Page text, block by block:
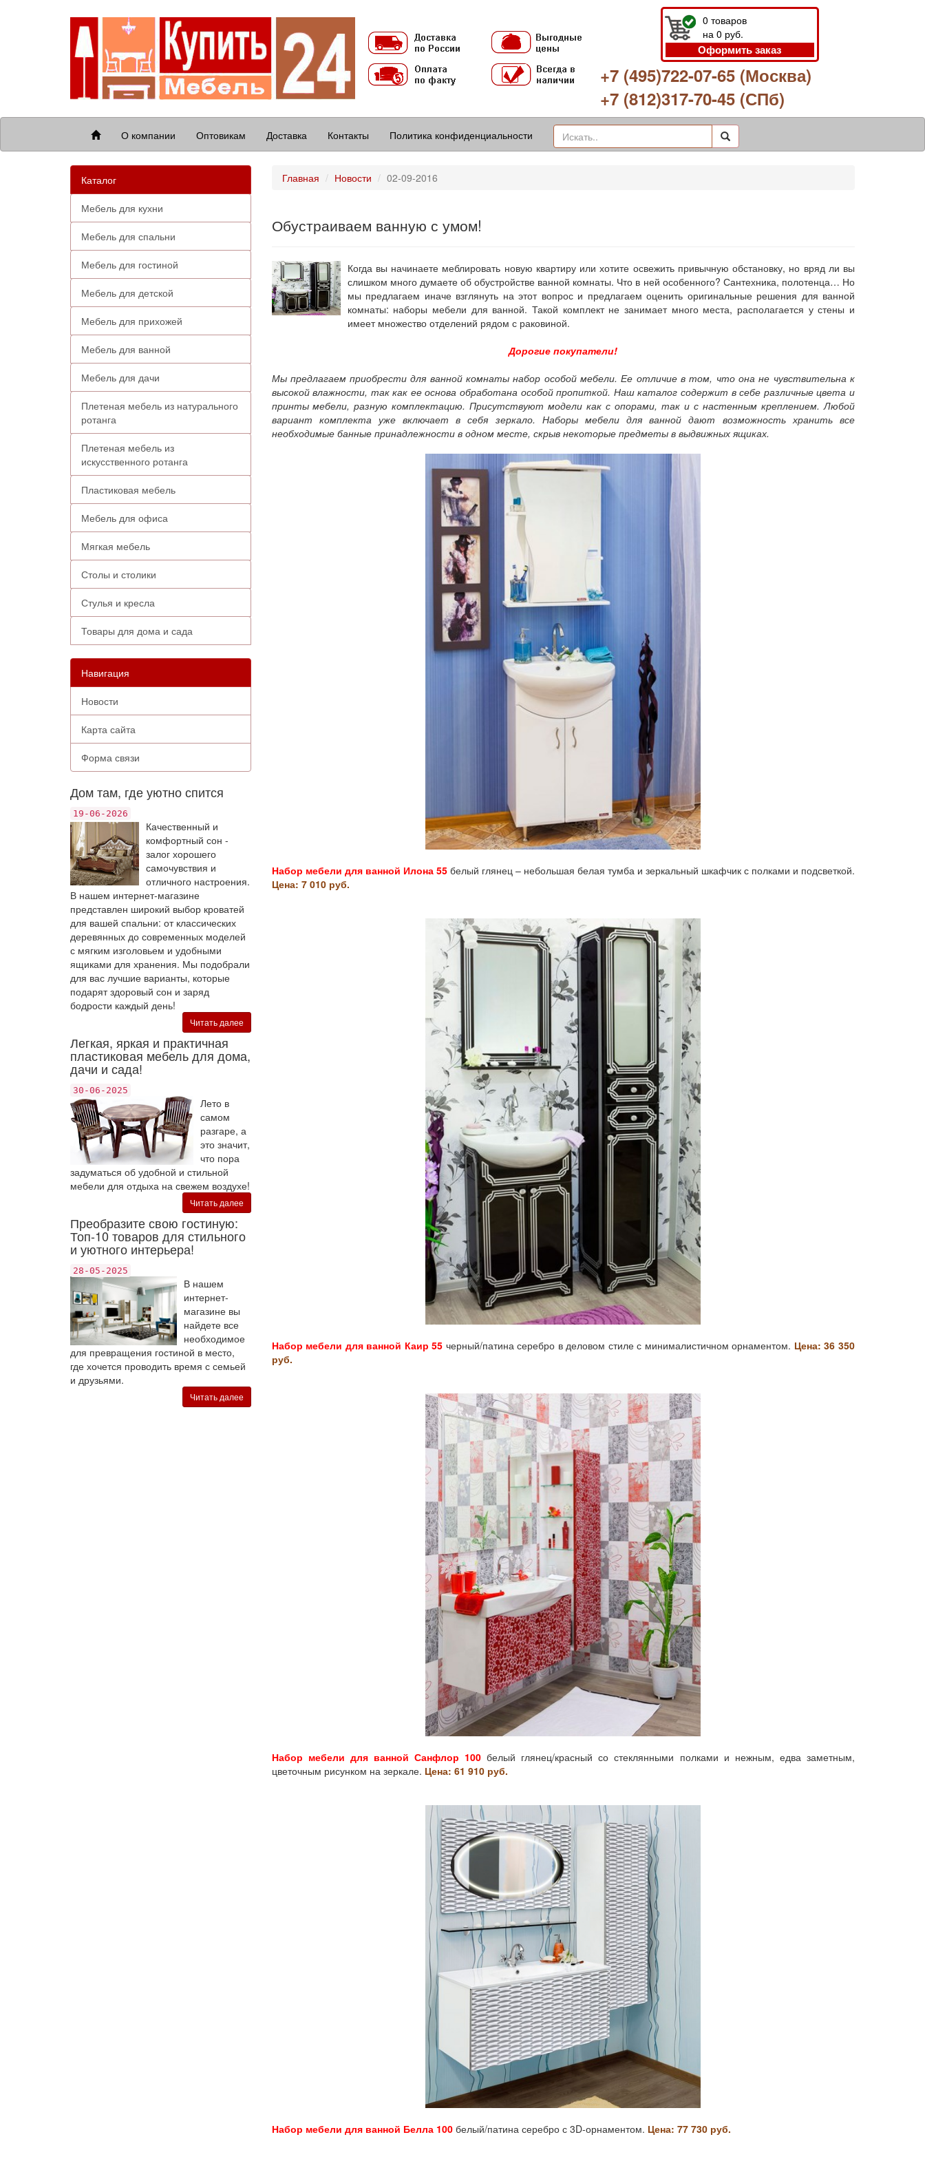
0 товаров
на 0 руб.
Оформить заказ
+7 (495)722-07-65 (Москва)
+7 (812)317-70-45 (СПб)
О компании Оптовикам Доставка Контакты Политика конфиденциальности
Каталог
Мебель для кухни
Мебель для спальни
Мебель для гостиной
Мебель для детской
Мебель для прихожей
Мебель для ванной
Мебель для дачи
Плетеная мебель из натурального
ротанга
Плетеная мебель из
искусственного ротанга
Пластиковая мебель
Мебель для офиса
Мягкая мебель
Столы и столики
Стулья и кресла
Товары для дома и сада
Навигация
Новости
Карта сайта
Форма связи
Дом там, где уютно спится
19-06-2026
Качественный и
комфортный сон -
залог хорошего
самочувствия и
отличного настроения.
В нашем интернет-магазине
представлен широкий выбор кроватей
для вашей спальни: от классических
деревянных до современных моделей
с мягким изголовьем и удобными
ящиками для хранения. Мы подобрали
для вас лучшие варианты, которые
подарят здоровый сон и заряд
бодрости каждый день!
Читать далее
Легкая, яркая и практичная
пластиковая мебель для дома,
дачи и сада!
30-06-2025
Лето в
самом
разгаре, а
это значит,
что пора
задуматься об удобной и стильной
мебели для отдыха на свежем воздухе!
Читать далее
Преобразите свою гостиную:
Топ-10 товаров для стильного
и уютного интерьера!
28-05-2025
В нашем
интернет-
магазине вы
найдете все
необходимое
для превращения гостиной в место,
где хочется проводить время с семьей
и друзьями.
Читать далее
Главная Новости 02-09-2016
Обустраиваем ванную с умом!
Когда вы начинаете меблировать новую квартиру или хотите освежить привычную обстановку, но вряд ли вы
слишком много думаете об обустройстве ванной комнаты. Что в ней особенного? Сантехника, полотенца… Но
мы предлагаем иначе взглянуть на этот вопрос и предлагаем оценить оригинальные решения для ванной
комнаты: наборы мебели для ванной. Такой комплект не занимает много места, располагается у стены и
имеет множество отделений рядом с раковиной.
Дорогие покупатели!
Мы предлагаем приобрести для ванной комнаты набор особой мебели. Ее отличие в том, что она не чувствительна к
высокой влажности, так как ее основа обработана особой пропиткой. Наш каталог содержит в себе различные цвета и
принты мебели, разную комплектацию. Присутствуют модели как с опорами, так и с настенным креплением. Любой
вариант комплекта уже включает в себя зеркало. Наборы мебели для ванной дают возможность хранить все
необходимые банные принадлежности в одном месте, скрыв некоторые предметы в выдвижных ящиках.
Набор мебели для ванной Илона 55белый глянец – небольшая белая тумба и зеркальный шкафчик с полками и подсветкой.
Цена: 7 010 руб.
Набор мебели для ванной Каир 55 черный/патина серебро в деловом стиле с минималистичном орнаментом. Цена: 36 350
руб.
Набор мебели для ванной Санфлор 100 белый глянец/красный со стеклянными полками и нежным, едва заметным,
цветочным рисунком на зеркале. Цена: 61 910 руб.
Набор мебели для ванной Белла 100белый/патина серебро с 3D-орнаментом. Цена: 77 730 руб.